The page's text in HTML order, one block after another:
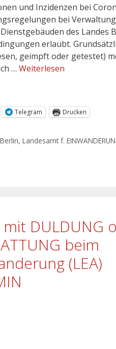
und Inzidenzen bei
bei
des Landes
erlaubt.
geimpft oder getestet)
… Weiterlesen
Telegram Drucken
,Landesamt f.
DULDUNG
beim
(LEA)